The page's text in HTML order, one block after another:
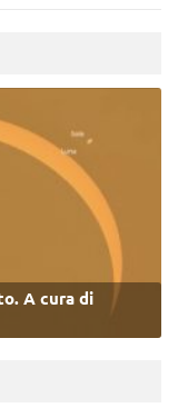
A cura di